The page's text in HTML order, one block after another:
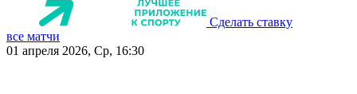
Сделать ставку
все матчи
01 апреля 2026, Ср, 16:30